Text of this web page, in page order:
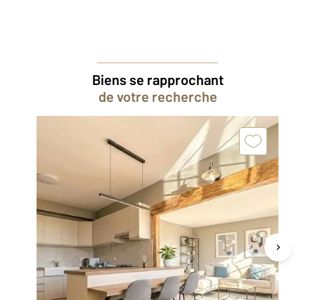
Biens se rapprochant
de votre recherche